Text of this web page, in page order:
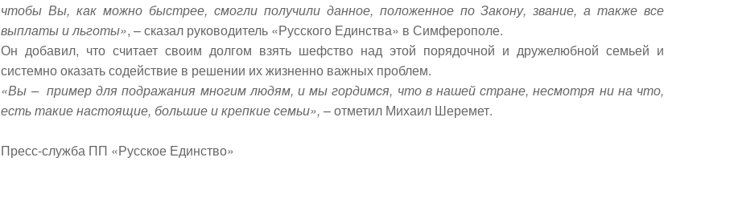
чтобы Вы, как можно быстрее, смогли получили данное, положенное по Закону, звание, а также все
выплаты и льготы», – сказал руководитель «Русского Единства» в Симферополе.
Он добавил, что считает своим долгом взять шефство над этой порядочной и дружелюбной семьей и
системно оказать содействие в решении их жизненно важных проблем.
«Вы – пример для подражания многим людям, и мы гордимся, что в нашей стране, несмотря ни на что,
есть такие настоящие, большие и крепкие семьи», – отметил Михаил Шеремет.
Пресс-служба ПП «Русское Единство»